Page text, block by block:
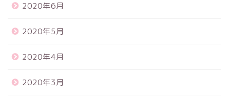
2020年6月
2020年5月
2020年4月
2020年3月